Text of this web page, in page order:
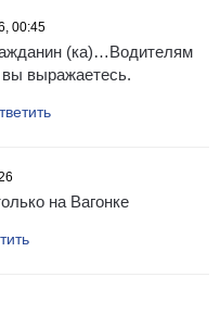
00:45
(ка)…Водителям
вы выражаетесь.
на Вагонке